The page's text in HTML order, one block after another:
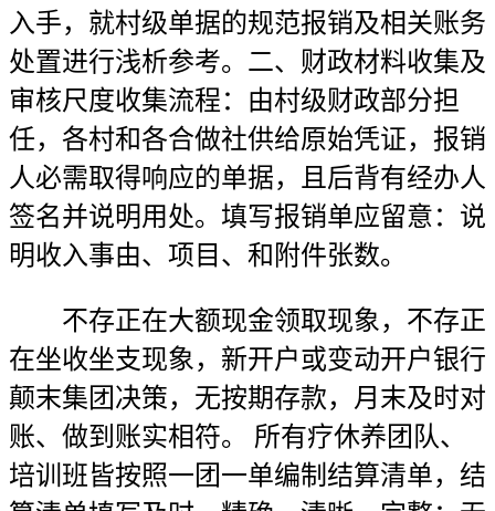
入手，就村级单据的规范报销及相关账务
处置进行浅析参考。二、财政材料收集及
审核尺度收集流程：由村级财政部分担
任，各村和各合做社供给原始凭证，报销
人必需取得响应的单据，且后背有经办人
签名并说明用处。填写报销单应留意：说
明收入事由、项目、和附件张数。
不存正在大额现金领取现象，不存正
在坐收坐支现象，新开户或变动开户银行
颠末集团决策，无按期存款，月末及时对
账、做到账实相符。 所有疗休养团队、
培训班皆按照一团一单编制结算清单，结